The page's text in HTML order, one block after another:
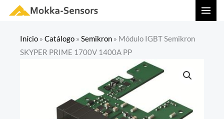
Início » Catálogo » Semikron » Módulo IGBT Semikron
SKYPER PRIME 1700V 1400A PP